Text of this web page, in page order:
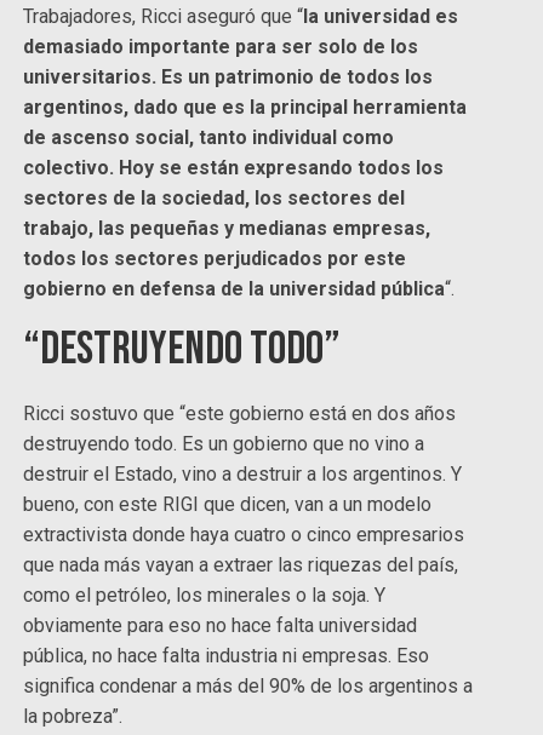
Trabajadores, Ricci aseguró que “ la universidad es
demasiado importante para ser solo de los
universitarios. Es un patrimonio de todos los
argentinos, dado que es la principal herramienta
de ascenso social, tanto individual como
colectivo. Hoy se están expresando todos los
sectores de la sociedad, los sectores del
trabajo, las pequeñas y medianas empresas,
todos los sectores perjudicados por este
gobierno en defensa de la universidad pública“.
“Destruyendo todo”
Ricci sostuvo que “este gobierno está en dos años
destruyendo todo. Es un gobierno que no vino a
destruir el Estado, vino a destruir a los argentinos. Y
bueno, con este RIGI que dicen, van a un modelo
extractivista donde haya cuatro o cinco empresarios
que nada más vayan a extraer las riquezas del país,
como el petróleo, los minerales o la soja. Y
obviamente para eso no hace falta universidad
pública, no hace falta industria ni empresas. Eso
significa condenar a más del 90% de los argentinos a
la pobreza”.